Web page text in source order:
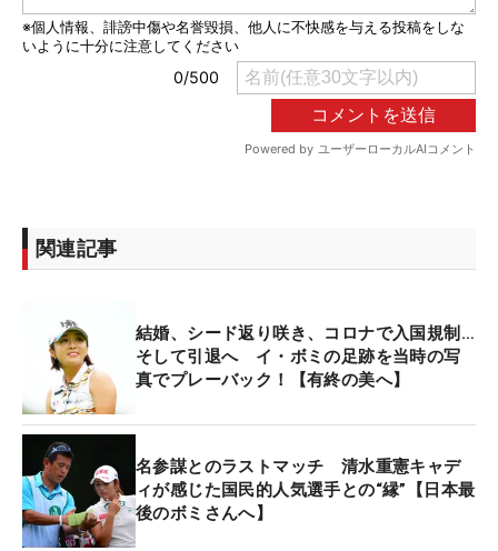
関連記事
結婚、シード返り咲き、コロナで入国規制…
そして引退へ イ・ボミの足跡を当時の写
真でプレーバック！【有終の美へ】
名参謀とのラストマッチ 清水重憲キャデ
ィが感じた国民的人気選手との“縁”【日本最
後のボミさんへ】